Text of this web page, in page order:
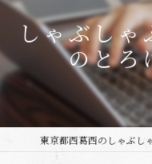
しゃぶしゃ
のとろ